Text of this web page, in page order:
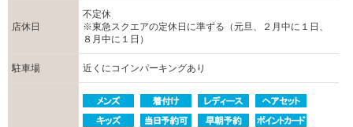
店休日
不定休
※東急スクエアの定休日に準ずる（元旦、２月中に１日、
８月中に１日）
駐車場 近くにコインパーキングあり